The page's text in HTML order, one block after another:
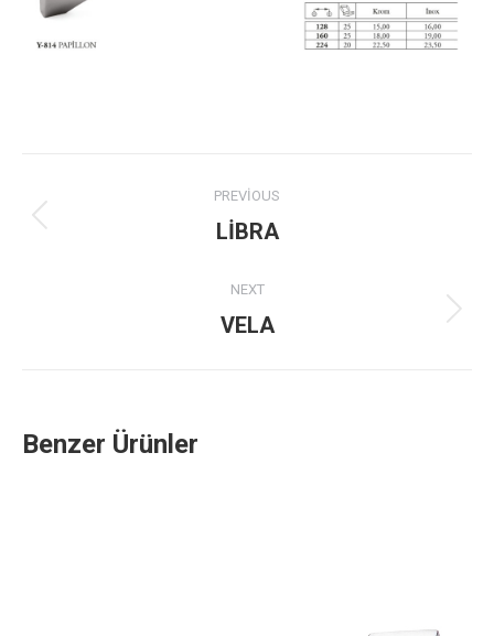
navigation
PREVIOUS
Previous
LİBRA
NEXT
Next
VELA
Benzer Ürünler